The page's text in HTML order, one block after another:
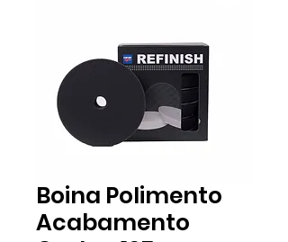
Boina Polimento
Acabamento